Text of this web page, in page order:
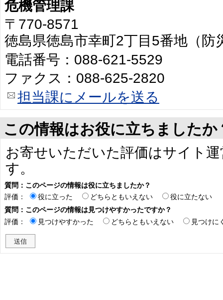
危機管理課
〒770-8571
徳島県徳島市幸町2丁目5番地（防
電話番号：088-621-5529
ファクス：088-625-2820
担当課にメールを送る
この情報はお役に立ちましたか
お寄せいただいた評価はサイト
す。
質問：このページの情報は役に立ちましたか？
評価：
役に立った どちらともいえない
役に立たない
質問：このページの情報は見つけやすかったですか？
評価：
見つけやすかった どちらともいえない 見つけに